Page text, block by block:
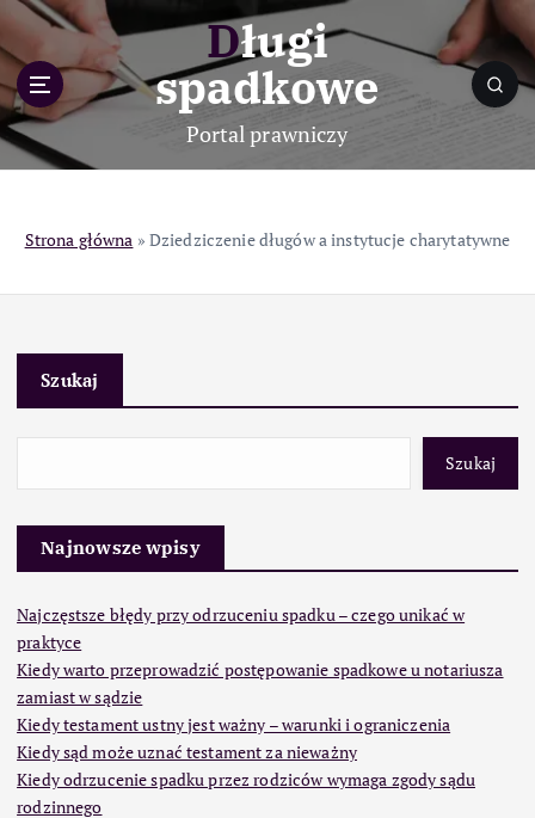
p
o
c
Długi
spadkowe
Portal prawniczy
Strona główna » Dziedziczenie długów a instytucje charytatywne
Szukaj
Szukaj
Najnowsze wpisy
Najczęstsze błędy przy odrzuceniu spadku – czego unikać w
praktyce
Kiedy warto przeprowadzić postępowanie spadkowe u notariusza
zamiast w sądzie
Kiedy testament ustny jest ważny – warunki i ograniczenia
Kiedy sąd może uznać testament za nieważny
Kiedy odrzucenie spadku przez rodziców wymaga zgody sądu
rodzinnego